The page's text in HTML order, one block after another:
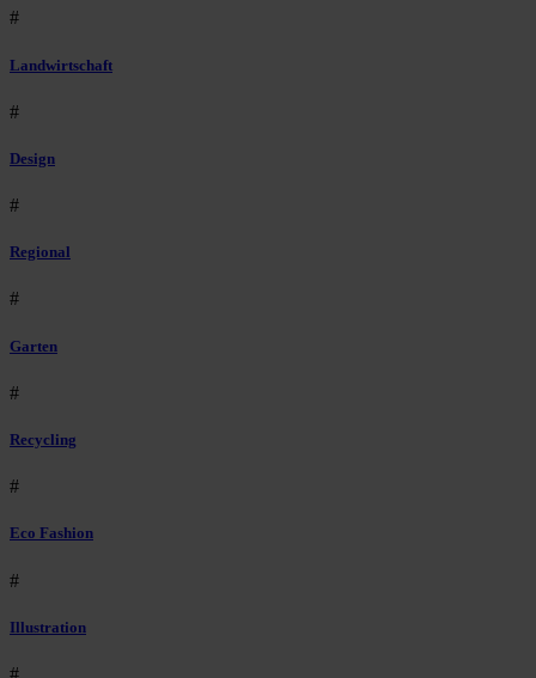
#
Landwirtschaft
#
Design
#
Regional
#
Garten
#
Recycling
#
Eco Fashion
#
Illustration
#